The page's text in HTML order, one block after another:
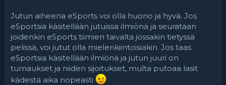
Jutun aiheena eSports voi olla huono ja hyvä. Jos
eSportsia käsitellään jutuissa ilmiönä ja seurataan
joidenkin eSports tiimien taivalta jossakin tietyssä
pelissä, voi jutut olla mielenkiintoisiakin. Jos taas
eSportsia käsitellään ilmiönä ja jutun juuri on
turnaukset ja niiden sijoitukset, multa putoaa lasit
kädestä aika nopeasti